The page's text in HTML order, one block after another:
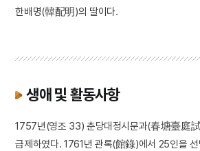
한배명(韓配明)의 딸이다.
생애 및 활동사항
1757년(영조 33) 춘당대정시문과(春塘臺庭
급제하였다. 1761년 관록(館錄)에서 25인을 선